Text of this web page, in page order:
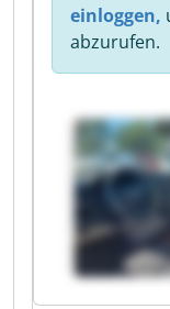
einloggen,
abzurufen.